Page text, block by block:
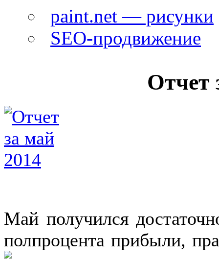
paint.net — рисунки
SEO-продвижение
Отчет
Май получился
полпроцента прибыли,